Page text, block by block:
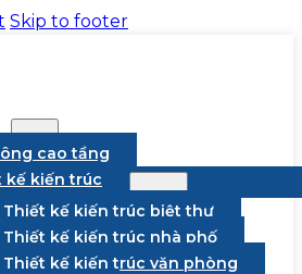
Skip to footer
cao tầng
kế kiến trúc
Thiết kế kiến trúc biệt thự
Thiết kế kiến trúc nhà phố
Thiết kế kiến trúc văn phòng